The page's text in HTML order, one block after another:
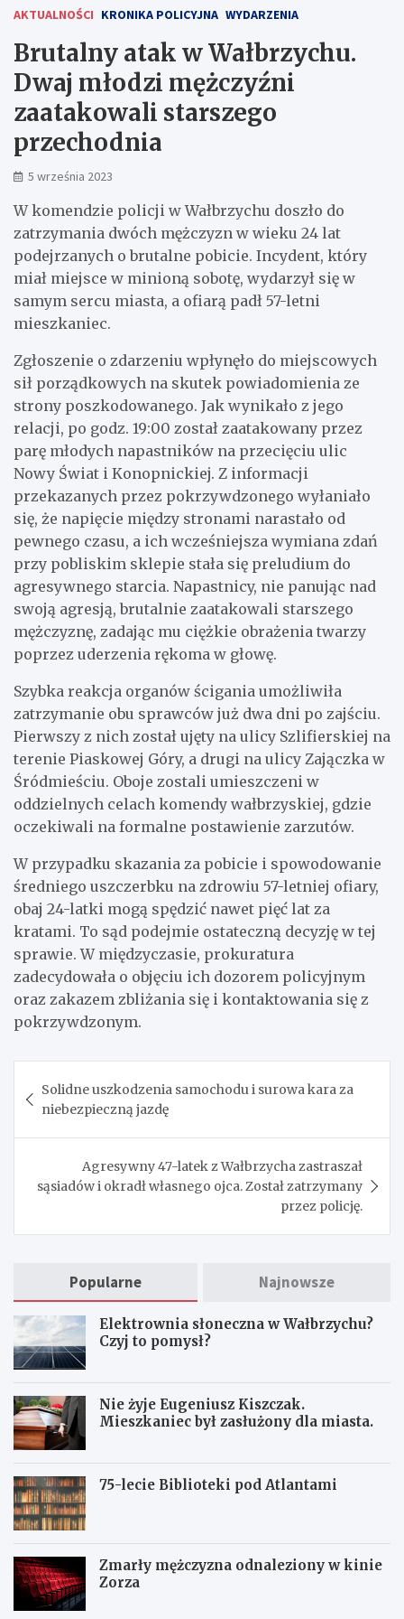
AKTUALNOŚCI KRONIKA POLICYJNA WYDARZENIA
Brutalny atak w Wałbrzychu.
Dwaj młodzi mężczyźni
zaatakowali starszego
przechodnia
5 września 2023
W komendzie policji w Wałbrzychu doszło do
zatrzymania dwóch mężczyzn w wieku 24 lat
podejrzanych o brutalne pobicie. Incydent, który
miał miejsce w minioną sobotę, wydarzył się w
samym sercu miasta, a ofiarą padł 57-letni
mieszkaniec.
Zgłoszenie o zdarzeniu wpłynęło do miejscowych
sił porządkowych na skutek powiadomienia ze
strony poszkodowanego. Jak wynikało z jego
relacji, po godz. 19:00 został zaatakowany przez
parę młodych napastników na przecięciu ulic
Nowy Świat i Konopnickiej. Z informacji
przekazanych przez pokrzywdzonego wyłaniało
się, że napięcie między stronami narastało od
pewnego czasu, a ich wcześniejsza wymiana zdań
przy pobliskim sklepie stała się preludium do
agresywnego starcia. Napastnicy, nie panując nad
swoją agresją, brutalnie zaatakowali starszego
mężczyznę, zadając mu ciężkie obrażenia twarzy
poprzez uderzenia rękoma w głowę.
Szybka reakcja organów ścigania umożliwiła
zatrzymanie obu sprawców już dwa dni po zajściu.
Pierwszy z nich został ujęty na ulicy Szlifierskiej na
terenie Piaskowej Góry, a drugi na ulicy Zajączka w
Śródmieściu. Oboje zostali umieszczeni w
oddzielnych celach komendy wałbrzyskiej, gdzie
oczekiwali na formalne postawienie zarzutów.
W przypadku skazania za pobicie i spowodowanie
średniego uszczerbku na zdrowiu 57-letniej ofiary,
obaj 24-latki mogą spędzić nawet pięć lat za
kratami. To sąd podejmie ostateczną decyzję w tej
sprawie. W międzyczasie, prokuratura
zadecydowała o objęciu ich dozorem policyjnym
oraz zakazem zbliżania się i kontaktowania się z
pokrzywdzonym.
wpisu
Solidne uszkodzenia samochodu i surowa kara za
niebezpieczną jazdę
Agresywny 47-latek z Wałbrzycha zastraszał
sąsiadów i okradł własnego ojca. Został zatrzymany
przez policję.
Popularne Najnowsze
Elektrownia słoneczna w Wałbrzychu?
Czyj to pomysł?
Nie żyje Eugeniusz Kiszczak.
Mieszkaniec był zasłużony dla miasta.
75-lecie Biblioteki pod Atlantami
Zmarły mężczyzna odnaleziony w kinie
Zorza